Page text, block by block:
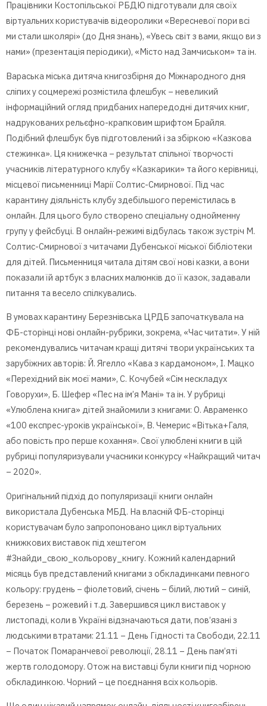
Працівники Костопільської РБДЮ підготували для своїх
віртуальних користувачів відеоролики «Вересневої пори всі
ми стали школярі» (до Дня знань), «Увесь світ з вами, якщо ви з
нами» (презентація періодики), «Місто над Замчиськом» та ін.
Вараська міська дитяча книгозбірня до Міжнародного дня
сліпих у соцмережі розмістила флешбук – невеликий
інформаційний огляд придбаних напередодні дитячих книг,
надрукованих рельєфно-крапковим шрифтом Брайля.
Подібний флешбук був підготовлений і за збіркою «Казкова
стежинка». Ця книжечка – результат спільної творчості
учасників літературного клубу «Казкарики» та його керівниці,
місцевої письменниці Марії Солтис-Смирнової. Під час
карантину діяльність клубу здебільшого перемістилась в
онлайн. Для цього було створено спеціальну однойменну
групу у фейсбуці. В онлайн-режимі відбулась також зустріч М.
Солтис-Смирнової з читачами Дубенської міської бібліотеки
для дітей. Письменниця читала дітям свої нові казки, а вони
показали їй артбук з власних малюнків до її казок, задавали
питання та весело спілкувались.
В умовах карантину Березнівська ЦРДБ започаткувала на
ФБ-сторінці нові онлайн-рубрики, зокрема, «Час читати». У ній
рекомендувались читачам кращі дитячі твори українських та
зарубіжних авторів: Й. Ягелло «Кава з кардамоном», І. Мацко
«Перехідний вік моєї мами», С. Кочубей «Сім нескладух
Говорухи», Б. Шефер «Пес на ім’я Мані» та ін. У рубриці
«Улюблена книга» дітей знайомили з книгами: О. Авраменко
«100 експрес-уроків української», В. Чемерис «Вітька+Галя,
або повість про перше кохання». Свої улюблені книги в цій
рубриці популяризували учасники конкурсу «Найкращий читач
– 2020».
Оригінальний підхід до популяризації книги онлайн
використала Дубенська МБД. На власній ФБ-сторінці
користувачам було запропоновано цикл віртуальних
книжкових виставок під хештегом
#Знайди_свою_кольорову_книгу. Кожний календарний
місяць був представлений книгами з обкладинками певного
кольору: грудень – фіолетовий, січень – білий, лютий – синій,
березень – рожевий і т.д. Завершився цикл виставок у
листопаді, коли в Україні відзначаються дати, пов’язані з
людськими втратами: 21.11 – День Гідності та Свободи, 22.11
– Початок Помаранчевої революції, 28.11 – День пам’яті
жертв голодомору. Отож на виставці були книги під чорною
обкладинкою. Чорний – це поєднання всіх кольорів.